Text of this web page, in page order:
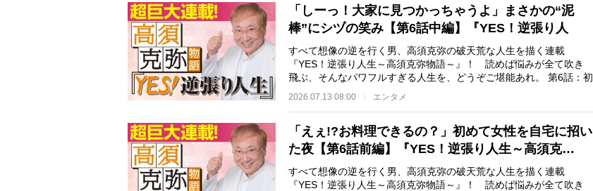
「しーっ！大家に見つかっちゃうよ」まさかの“泥
棒”にシヅの笑み【第6話中編】『YES！逆張り人
生…
すべて想像の逆を行く男、高須克弥の破天荒な人生を描く連載
『YES！逆張り人生～高須克弥物語～』！ 読めば悩みが全て吹き
飛ぶ、そんなパワフルすぎる人生を、どうぞご堪能あれ。 第6話：初
2026.07.13 08:00 エンタメ
「えぇ!?お料理できるの？」初めて女性を自宅に招い
た夜【第6話前編】『YES！逆張り人生～高須克…
すべて想像の逆を行く男、高須克弥の破天荒な人生を描く連載
『YES！逆張り人生～高須克弥物語～』！ 読めば悩みが全て吹き